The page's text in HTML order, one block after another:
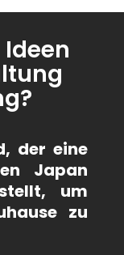
der eine
Japan
um
zu